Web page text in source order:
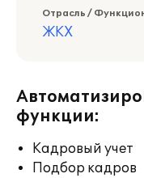
Отрасль /
ЖКХ
функции:
Кадровый учет
Подбор кадров